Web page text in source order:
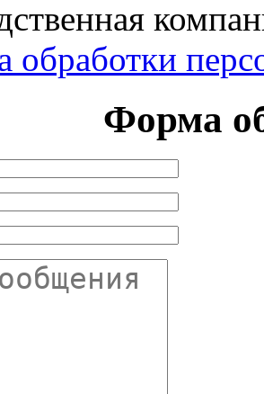
обработки
Форма